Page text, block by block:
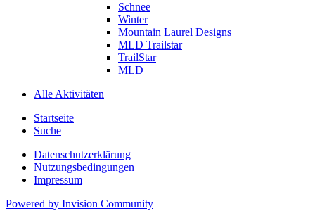
Schnee
Winter
Mountain Laurel Designs
MLD Trailstar
TrailStar
MLD
Alle Aktivitäten
Startseite
Suche
Datenschutzerklärung
Nutzungsbedingungen
Impressum
Powered by Invision Community